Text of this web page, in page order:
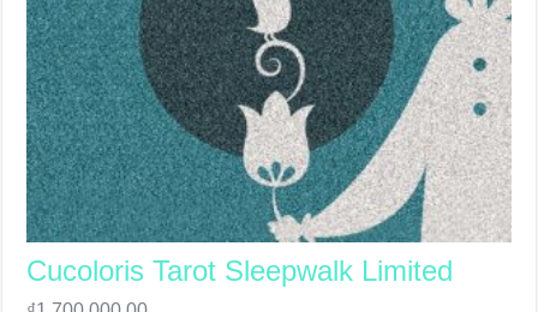
Cucoloris Tarot Sleepwalk Limited